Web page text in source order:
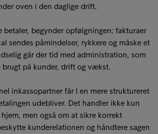
oven i den daglige drift.
betaler, begynder opfølgningen: fakturaer
sendes påmindelser, rykkere og måske et
går der tid med administration, som
på kunder, drift og vækst.
inkassopartner får I en mere struktureret
udebliver. Det handler ikke kun
men også om at sikre korrekt
kunderelationen og håndtere sagen